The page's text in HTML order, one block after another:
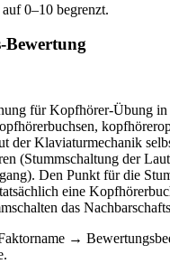
0–10 begrenzt.
Bewertung
für Kopfhörer-Übung in
der Klaviaturmechanik
(Stummschaltung der
Den Punkt für die
eine
das
→